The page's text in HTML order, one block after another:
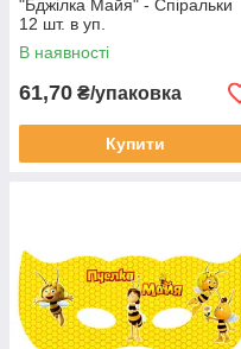
"Бджілка Майя" - Спіральки
12 шт. в уп.
В наявності
61,70 ₴/упаковка
Купити